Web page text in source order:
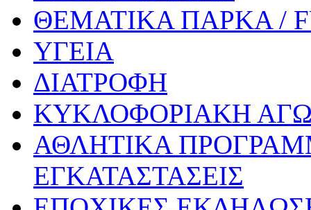
ΘΕΜΑΤΙΚΑ ΠΑΡΚΑ /
ΥΓΕΙΑ
ΔΙΑΤΡΟΦΗ
ΚΥΚΛΟΦΟΡΙΑΚΗ
ΑΘΛΗΤΙΚΑ
ΕΓΚΑΤΑΣΤΑΣΕΙΣ